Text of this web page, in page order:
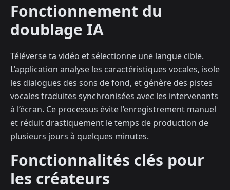
Fonctionnement du
doublage IA
Téléverse ta vidéo et sélectionne une langue cible.
L’application analyse les caractéristiques vocales, isole
les dialogues des sons de fond, et génère des pistes
vocales traduites synchronisées avec les intervenants
à l’écran. Ce processus évite l’enregistrement manuel
et réduit drastiquement le temps de production de
plusieurs jours à quelques minutes.
Fonctionnalités clés pour
les créateurs